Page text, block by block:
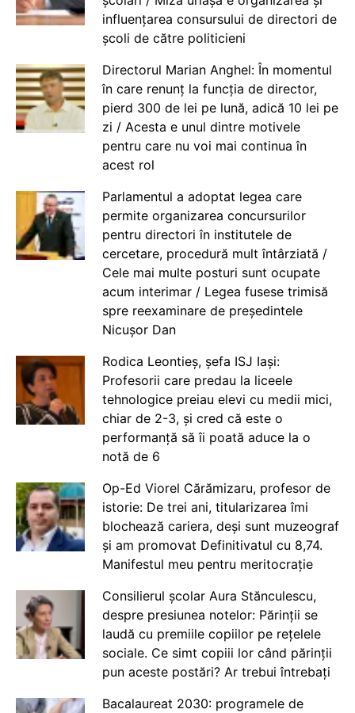
influențarea consursului de directori de
școli de către politicieni
Directorul Marian Anghel: În momentul
în care renunț la funcția de director,
pierd 300 de lei pe lună, adică 10 lei pe
zi / Acesta e unul dintre motivele
pentru care nu voi mai continua în
acest rol
Parlamentul a adoptat legea care
permite organizarea concursurilor
pentru directori în institutele de
cercetare, procedură mult întârziată /
Cele mai multe posturi sunt ocupate
acum interimar / Legea fusese trimisă
spre reexaminare de președintele
Nicușor Dan
Rodica Leontieș, șefa ISJ Iași:
Profesorii care predau la liceele
tehnologice preiau elevi cu medii mici,
chiar de 2-3, și cred că este o
performanță să îi poată aduce la o
notă de 6
Op-Ed Viorel Cărămizaru, profesor de
istorie: De trei ani, titularizarea îmi
blochează cariera, deși sunt muzeograf
și am promovat Definitivatul cu 8,74.
Manifestul meu pentru meritocrație
Consilierul școlar Aura Stănculescu,
despre presiunea notelor: Părinții se
laudă cu premiile copiilor pe rețelele
sociale. Ce simt copiii lor când părinții
pun aceste postări? Ar trebui întrebați
Bacalaureat 2030: programele de